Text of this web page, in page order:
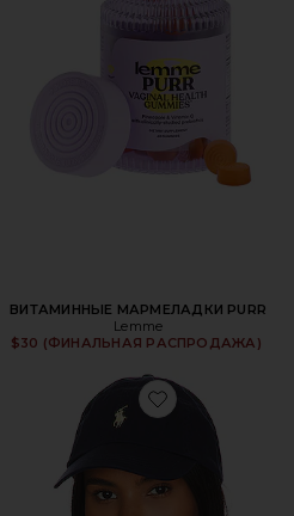
ВИТАМИННЫЕ МАРМЕЛАДКИ PURR
Lemme
$30 (ФИНАЛЬНАЯ РАСПРОДАЖА)
Favorite ШЛЯПА